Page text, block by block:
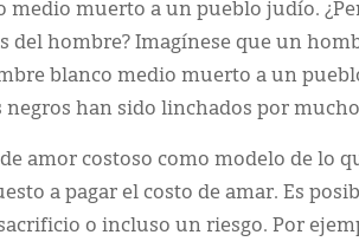
medio muerto a un pueblo judío.
del hombre? Imagínese que un
blanco medio muerto a un
negros han sido linchados por
amor costoso como modelo de lo
a pagar el costo de amar. Es
o incluso un riesgo. Por